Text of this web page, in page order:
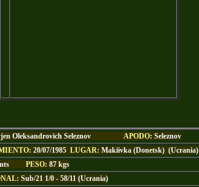
Oleksandrovich Seleznov APODO: Seleznov
20/07/1985 LUGAR: Makiivka (Donetsk) (Ucrania)
mts PESO: 87 kgs
Sub/21 1/0 - 58/11 (Ucrania)